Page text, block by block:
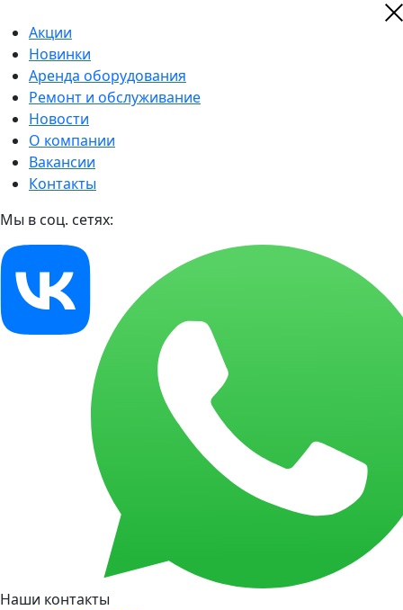
Акции
Новинки
Аренда оборудования
Ремонт и обслуживание
Новости
О компании
Вакансии
Контакты
Мы в соц. сетях:
Наши контакты